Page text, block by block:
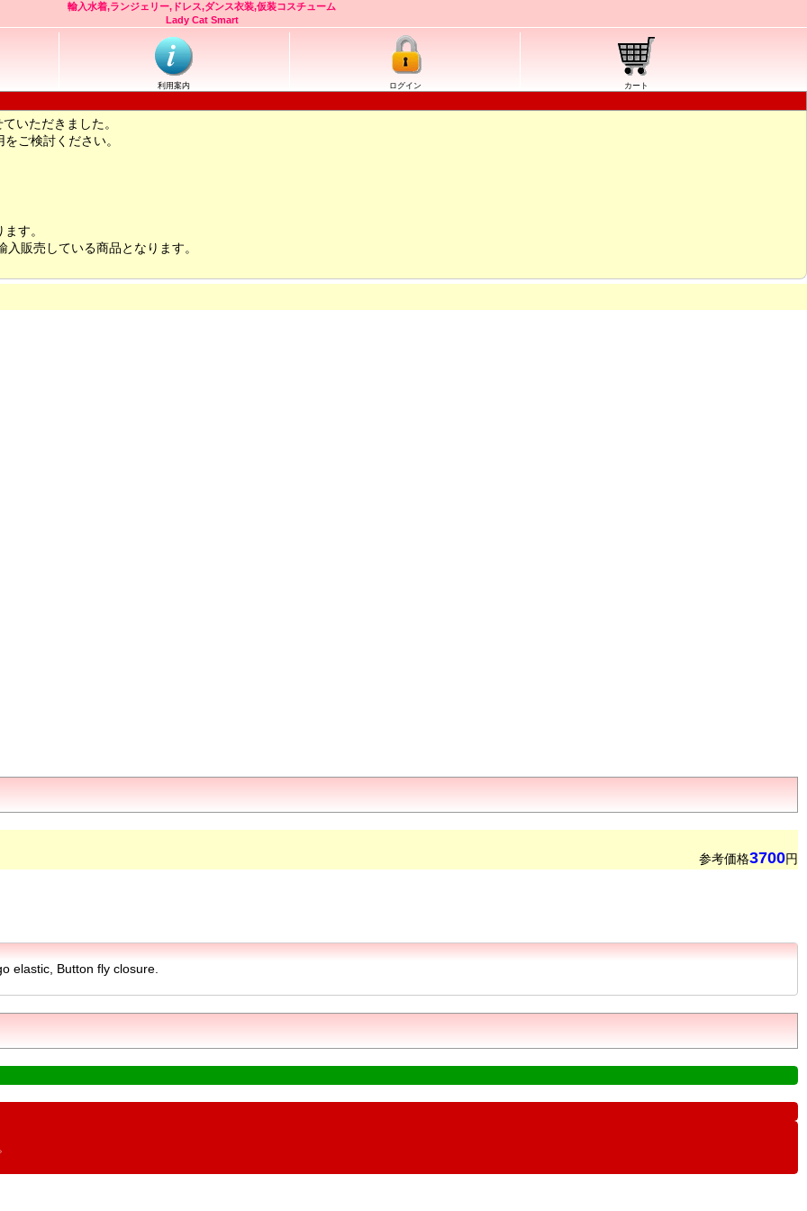
輸入水着,ランジェリー,ドレス,ダンス衣装,仮装コスチューム
Lady Cat Smart
利用案内 ログイン カート
いただきました。
をご検討ください。
す。
販売している商品となります。
参考価格3700円
elastic, Button fly closure.